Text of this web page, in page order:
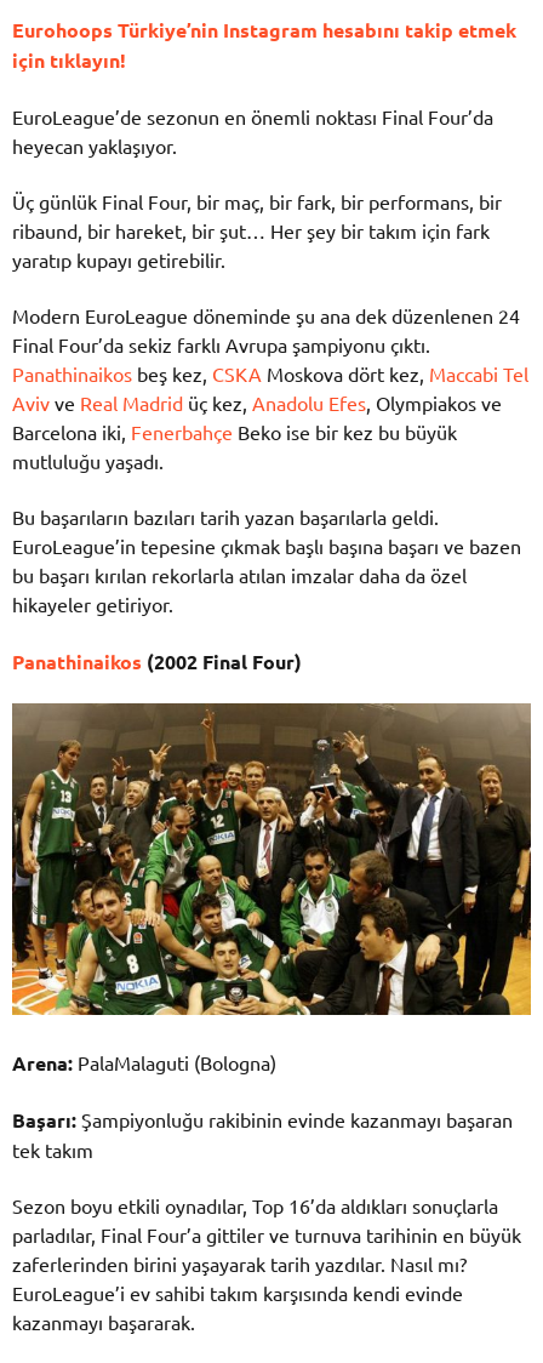
Eurohoops Türkiye’nin Instagram hesabını takip etmek
için tıklayın!
EuroLeague’de sezonun en önemli noktası Final Four’da
heyecan yaklaşıyor.
Üç günlük Final Four, bir maç, bir fark, bir performans, bir
ribaund, bir hareket, bir şut… Her şey bir takım için fark
yaratıp kupayı getirebilir.
Modern EuroLeague döneminde şu ana dek düzenlenen 24
Final Four’da sekiz farklı Avrupa şampiyonu çıktı.
Panathinaikos beş kez, CSKA Moskova dört kez, Maccabi Tel
Aviv ve Real Madrid üç kez, Anadolu Efes, Olympiakos ve
Barcelona iki, Fenerbahçe Beko ise bir kez bu büyük
mutluluğu yaşadı.
Bu başarıların bazıları tarih yazan başarılarla geldi.
EuroLeague’in tepesine çıkmak başlı başına başarı ve bazen
bu başarı kırılan rekorlarla atılan imzalar daha da özel
hikayeler getiriyor.
Panathinaikos (2002 Final Four)
Arena: PalaMalaguti (Bologna)
Başarı: Şampiyonluğu rakibinin evinde kazanmayı başaran
tek takım
Sezon boyu etkili oynadılar, Top 16’da aldıkları sonuçlarla
parladılar, Final Four’a gittiler ve turnuva tarihinin en büyük
zaferlerinden birini yaşayarak tarih yazdılar. Nasıl mı?
EuroLeague’i ev sahibi takım karşısında kendi evinde
kazanmayı başararak.